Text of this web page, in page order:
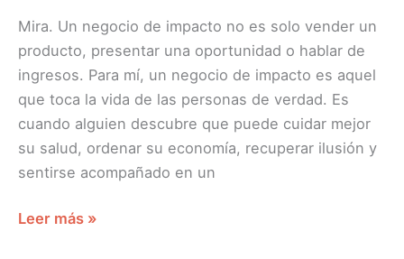
Mira. Un negocio de impacto no es solo vender un
producto, presentar una oportunidad o hablar de
ingresos. Para mí, un negocio de impacto es aquel
que toca la vida de las personas de verdad. Es
cuando alguien descubre que puede cuidar mejor
su salud, ordenar su economía, recuperar ilusión y
sentirse acompañado en un
Leer más »